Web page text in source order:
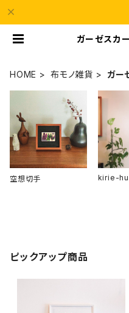
ガーゼス
HOME 布モノ雑貨 ガー
空想切手 kirie-
ピックアップ商品